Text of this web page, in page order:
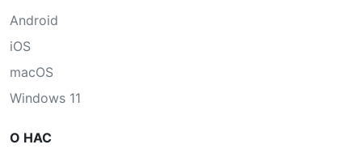
Android
iOS
macOS
Windows 11
О НАС